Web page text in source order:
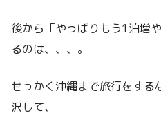
後から「やっぱりもう1泊増
るのは、、、。
せっかく沖縄まで旅行をする
沢して、